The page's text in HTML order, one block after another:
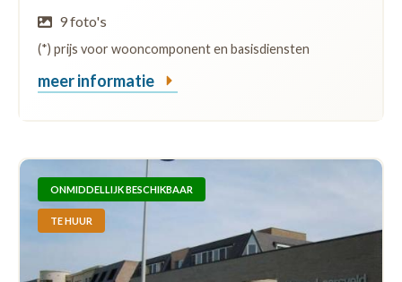
9 foto's
(*) prijs voor wooncomponent en basisdiensten
meer informatie
ONMIDDELLIJK BESCHIKBAAR
TE HUUR